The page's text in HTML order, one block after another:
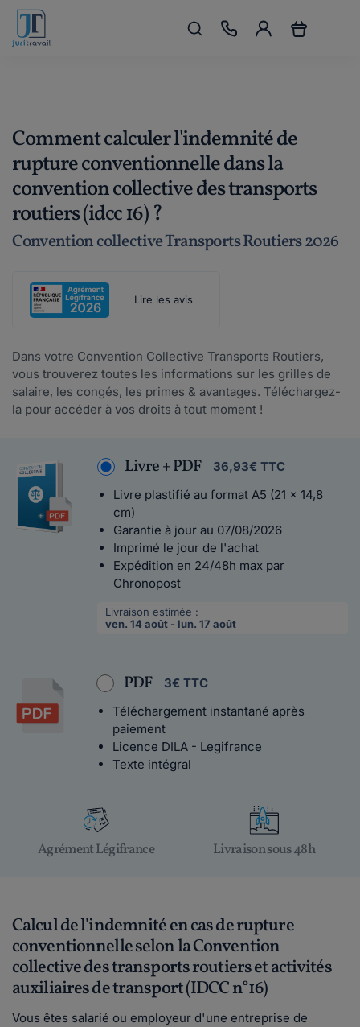
Comment calculer l'indemnité de
rupture conventionnelle dans la
convention collective des transports
routiers (idcc 16) ?
Convention collective Transports Routiers 2026
Lire les avis
Dans votre Convention Collective Transports Routiers,
vous trouverez toutes les informations sur les grilles de
salaire, les congés, les primes & avantages. Téléchargez-
la pour accéder à vos droits à tout moment !
Livre + PDF
36,93€ TTC
Livre plastifié au format A5 (21 x 14,8
cm)
Garantie à jour au 07/08/2026
Imprimé le jour de l'achat
Expédition en 24/48h max par
Chronopost
Livraison estimée :
ven. 14 août - lun. 17 août
PDF
3€ TTC
Téléchargement instantané après
paiement
Licence DILA - Legifrance
Texte intégral
Agrément Légifrance Livraison sous 48h
Calcul de l'indemnité en cas de rupture
conventionnelle selon la Convention
collective des transports routiers et activités
auxiliaires de transport (IDCC n°16)
Vous êtes salarié ou employeur d'une entreprise de